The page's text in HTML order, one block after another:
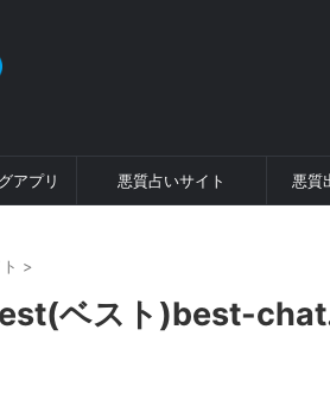
アプリ 悪質占いサイト 悪質
>
ベスト)best-